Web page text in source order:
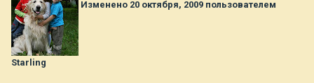
Изменено 20 октября, 2009 пользователем
Starling